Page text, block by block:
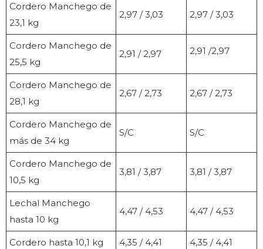
Cordero Manchego de
23,1 kg
2,97 / 3,03 2,97 / 3,03
Cordero Manchego de
25,5 kg
2,91 / 2,97 2,91 /2,97
Cordero Manchego de
28,1 kg
2,67 / 2,73 2,67 / 2,73
Cordero Manchego de
más de 34 kg
S/C S/C
Cordero Manchego de
10,5 kg
3,81 / 3,87 3,81 / 3,87
Lechal Manchego
hasta 10 kg
4,47 / 4,53 4,47 / 4,53
Cordero hasta 10,1 kg 4,35 / 4,41 4,35 / 4,41